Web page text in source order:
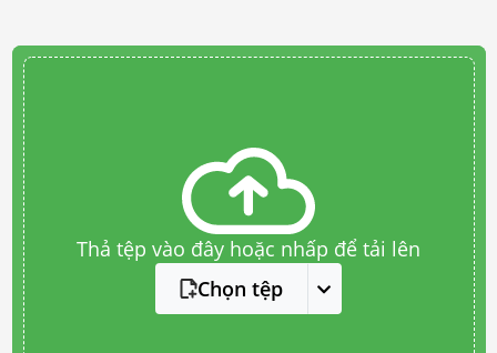
Thả tệp vào đây hoặc nhấp để tải lên
Chọn tệp